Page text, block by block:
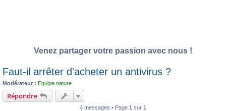
Venez partager votre passion avec nous !
Faut-il arrêter d'acheter un antivirus ?
Modérateur : Equipe nature
Répondre
4 messages • Page 1 sur 1